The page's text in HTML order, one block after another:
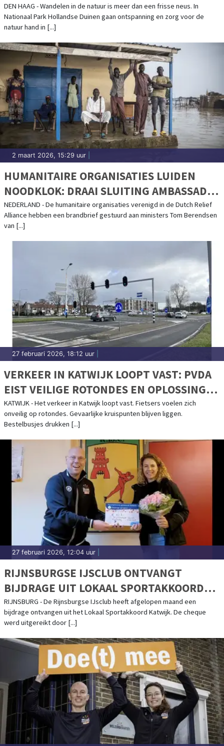
DEN HAAG - Wandelen in de natuur is meer dan een frisse neus. In
Nationaal Park Hollandse Duinen gaan ontspanning en zorg voor de
natuur hand in [...]
2 maart 2026, 15:29 uur
HUMANITAIRE ORGANISATIES LUIDEN
NOODKLOK: DRAAI SLUITING AMBASSADE
ZUID-SOEDAN TERUG
NEDERLAND - De humanitaire organisaties verenigd in de Dutch Relief
Alliance hebben een brandbrief gestuurd aan ministers Tom Berendsen
van [...]
27 februari 2026, 18:12 uur
VERKEER IN KATWIJK LOOPT VAST: PVDA
EIST VEILIGE ROTONDES EN OPLOSSING
BESTELBUSJES EN N206
KATWIJK - Het verkeer in Katwijk loopt vast. Fietsers voelen zich
onveilig op rotondes. Gevaarlijke kruispunten blijven liggen.
Bestelbusjes drukken [...]
27 februari 2026, 12:04 uur
RIJNSBURGSE IJSCLUB ONTVANGT
BIJDRAGE UIT LOKAAL SPORTAKKOORD
KATWIJK
RIJNSBURG - De Rijnsburgse IJsclub heeft afgelopen maand een
bijdrage ontvangen uit het Lokaal Sportakkoord Katwijk. De cheque
werd uitgereikt door [...]